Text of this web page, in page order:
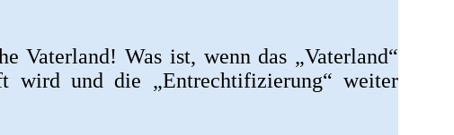
Vaterland! Was ist, wenn das „Vaterland“
wird und die „Entrechtifizierung“ weiter